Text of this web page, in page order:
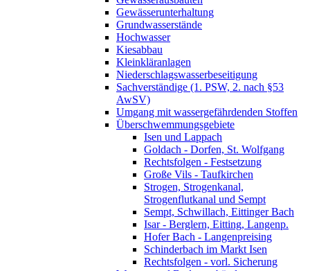
Gewässerunterhaltung
Grundwasserstände
Hochwasser
Kiesabbau
Kleinkläranlagen
Niederschlagswasserbeseitigung
Sachverständige (1. PSW, 2. nach §53
AwSV)
Umgang mit wassergefährdenden Stoffen
Überschwemmungsgebiete
Isen und Lappach
Goldach - Dorfen, St. Wolfgang
Rechtsfolgen - Festsetzung
Große Vils - Taufkirchen
Strogen, Strogenkanal,
Strogenflutkanal und Sempt
Sempt, Schwillach, Eittinger Bach
Isar - Berglern, Eitting, Langenp.
Hofer Bach - Langenpreising
Schinderbach im Markt Isen
Rechtsfolgen - vorl. Sicherung